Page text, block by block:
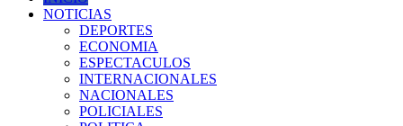
NOTICIAS
DEPORTES
ECONOMIA
ESPECTACULOS
INTERNACIONALES
NACIONALES
POLICIALES